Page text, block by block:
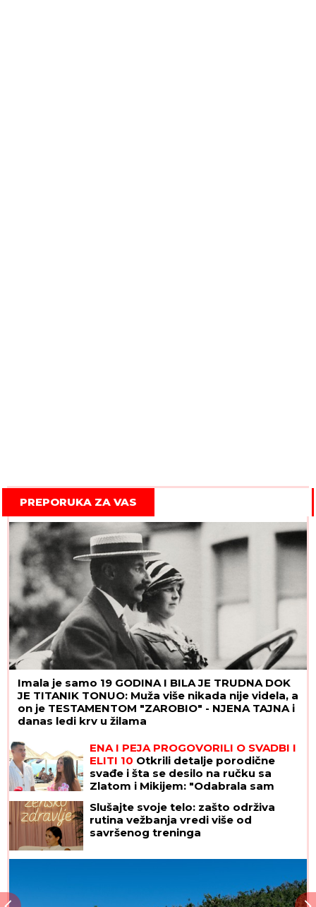
PREPORUKA ZA VAS
Imala je samo 19 GODINA I BILA JE TRUDNA DOK
JE TITANIK TONUO: Muža više nikada nije videla, a
on je TESTAMENTOM "ZAROBIO" - NJENA TAJNA i
danas ledi krv u žilama
(FOTO) AUTO ZGUŽVAN KAO
LIMENKA, TOČAK ODLETEO!Prve
slike užasa kod Jasenovika:
Dramatični prizori sa lica mesta,
sumnja se da ima povređenih
ELITI 10Otkrili detalje porodične
svađe i šta se desilo na ručku sa
Zlatom i Mikijem: "Odabrala sam